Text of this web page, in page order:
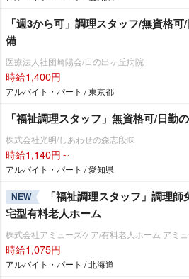
「週3から可」調理スタッフ/無資格
備
医療法人社団崎陽会/日の出ヶ丘病院
時給1,400円
アルバイト・パート / 東京都
「福祉調理スタッフ」無資格可/日勤
株式会社光明/しあわせの森志段味
時給1,140円～
アルバイト・パート / 愛知県
NEW
「福祉調理スタッフ」調理
宅型有料老人ホーム
株式会社アミューズケア/有料老人ホーム アミ
時給1,075円
アルバイト・パート / 北海道